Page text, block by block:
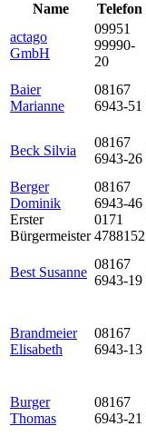
Name
Telefon
actago
GmbH
09951
99990-
20
Baier
Marianne
08167
6943-51
Beck Silvia
08167
6943-26
Berger
Dominik
Erster
Bürgermeister
08167
6943-46
0171
4788152
Best Susanne
08167
6943-19
Brandmeier
Elisabeth
08167
6943-13
Burger
Thomas
08167
6943-21